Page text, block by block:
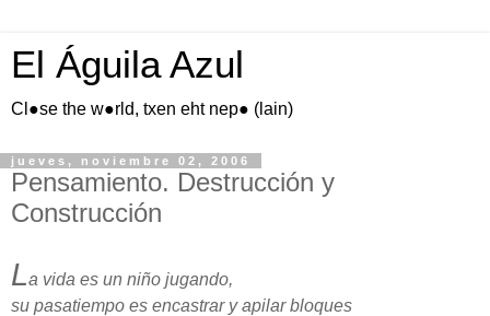
El Águila Azul
Cl●se the w●rld, txen eht nep● (lain)
jueves, noviembre 02, 2006
Pensamiento. Destrucción y
Construcción
La vida es un niño jugando,
su pasatiempo es encastrar y apilar bloques